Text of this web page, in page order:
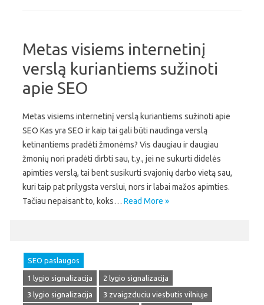
Metas visiems internetinį
verslą kuriantiems sužinoti
apie SEO
Metas visiems internetinį verslą kuriantiems sužinoti apie
SEO Kas yra SEO ir kaip tai gali būti naudinga verslą
ketinantiems pradėti žmonėms? Vis daugiau ir daugiau
žmonių nori pradėti dirbti sau, t.y., jei ne sukurti didelės
apimties verslą, tai bent susikurti svajonių darbo vietą sau,
kuri taip pat prilygsta verslui, nors ir labai mažos apimties.
Tačiau nepaisant to, koks… Read More »
SEO paslaugos
1 lygio signalizacija
2 lygio signalizacija
3 lygio signalizacija
3 zvaigzduciu viesbutis vilniuje